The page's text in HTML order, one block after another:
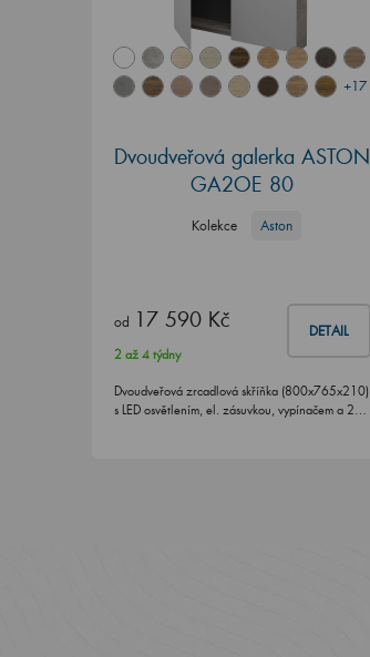
+17
Dvoudveřová galerka ASTON
GA2OE 80
Kolekce Aston
od 17 590 Kč DETAIL
2 až 4 týdny
Dvoudveřová zrcadlová skříňka (800x765x210)
s LED osvětlením, el. zásuvkou, vypínačem a 2…